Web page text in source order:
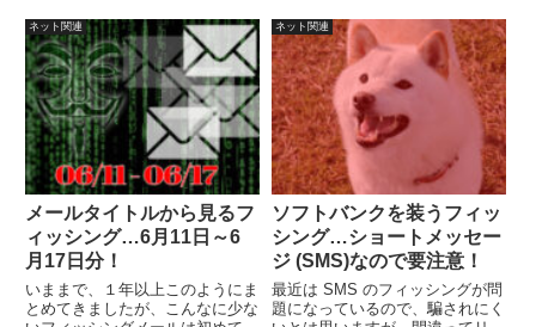
いませんよね？それに、初めて聞
いたなんて方がいたら、要注意で
すよ。現状のWEBカメラ事情防
犯カメラは街中のいたるところ
に...
の日本にそんなうまい話は無いと
思います。
ネット関連
メールタイトルから見るフ
ィッシング…6月11日～6
月17日分！
いままで、１年以上このようにま
とめてきましたが、こんなに少な
ネット関連
ソフトバンクを装うフィッ
シング…ショートメッセー
ジ (SMS)なので要注意！
最近は SMS のフィッシングが問
題になっているので、騙されにく